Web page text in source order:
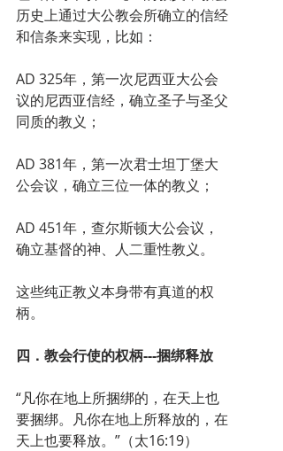
历史上通过大公教会所确立的信经
和信条来实现，比如：
AD 325年，第一次尼西亚大公会
议的尼西亚信经，确立圣子与圣父
同质的教义；
AD 381年，第一次君士坦丁堡大
公会议，确立三位一体的教义；
AD 451年，查尔斯顿大公会议，
确立基督的神、人二重性教义。
这些纯正教义本身带有真道的权
柄。
四．教会行使的权柄---捆绑释放
“凡你在地上所捆绑的，在天上也
要捆绑。凡你在地上所释放的，在
天上也要释放。”（太16:19）